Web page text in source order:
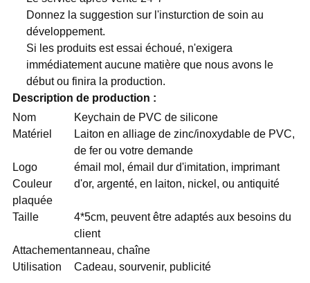
Donnez la suggestion sur l'insturction de soin au
développement.
Si les produits est essai échoué, n'exigera
immédiatement aucune matière que nous avons le
début ou finira la production.
Description de production :
Nom
Keychain de PVC de silicone
Matériel
Laiton en alliage de zinc/inoxydable de PVC,
de fer ou votre demande
Logo
émail mol, émail dur d'imitation, imprimant
Couleur
plaquée
d'or, argenté, en laiton, nickel, ou antiquité
Taille
4*5cm, peuvent être adaptés aux besoins du
client
Attachementanneau, chaîne
Utilisation
Cadeau, sourvenir, publicité